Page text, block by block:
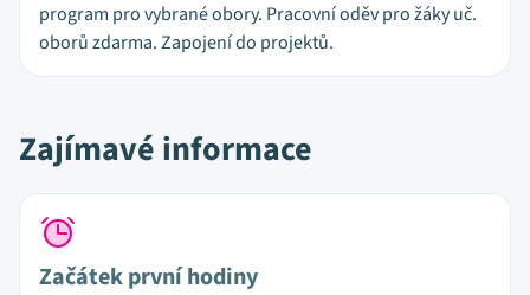
program pro vybrané obory. Pracovní oděv pro žáky uč.
oborů zdarma. Zapojení do projektů.
Zajímavé informace
Začátek první hodiny